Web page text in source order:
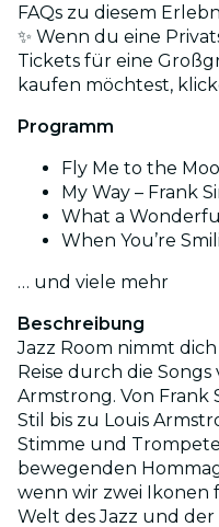
FAQs zu diesem
✨ Wenn du eine
Tickets für eine
kaufen möchtest,
Programm
Fly Me to the
My Way – Frank
What a
When You’re
… und viele mehr
Beschreibung
Jazz Room nimmt
Reise durch die
Armstrong. Von Frank
Stil bis zu Louis
Stimme und
bewegenden
wenn wir zwei Ikonen
Welt des Jazz und